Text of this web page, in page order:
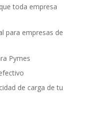
toda empresa
para empresas de
Pymes
de carga de tu